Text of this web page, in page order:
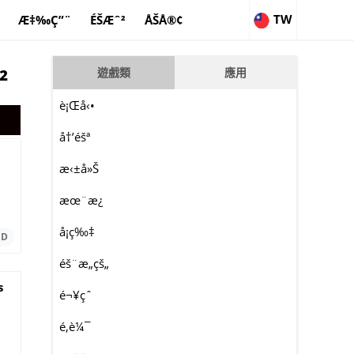
Æ‡‰Ç”¨ ÉŠÆˆ² ÅŠÅ®¢ TW
遊戲類 應用
è¡Œå‹•
å†’éšª
æ‹±å»Š
æœ¨æ¿
å¡ç‰‡
éš¨æ„çš„
é¬¥çˆ­
é‚è¼¯